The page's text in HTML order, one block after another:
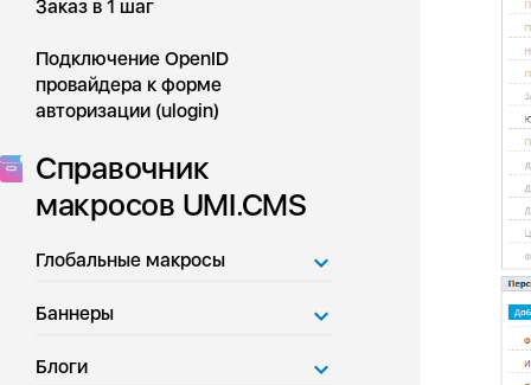
Заказ в 1 шаг
Подключение OpenID
провайдера к форме
авторизации (ulogin)
Справочник
макросов UMI.CMS
Глобальные макросы
Баннеры
Блоги